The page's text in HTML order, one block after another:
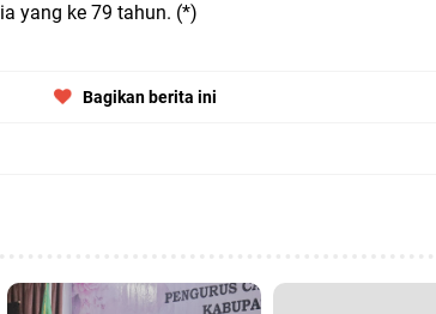
yang ke 79 tahun. (*)
Bagikan berita ini